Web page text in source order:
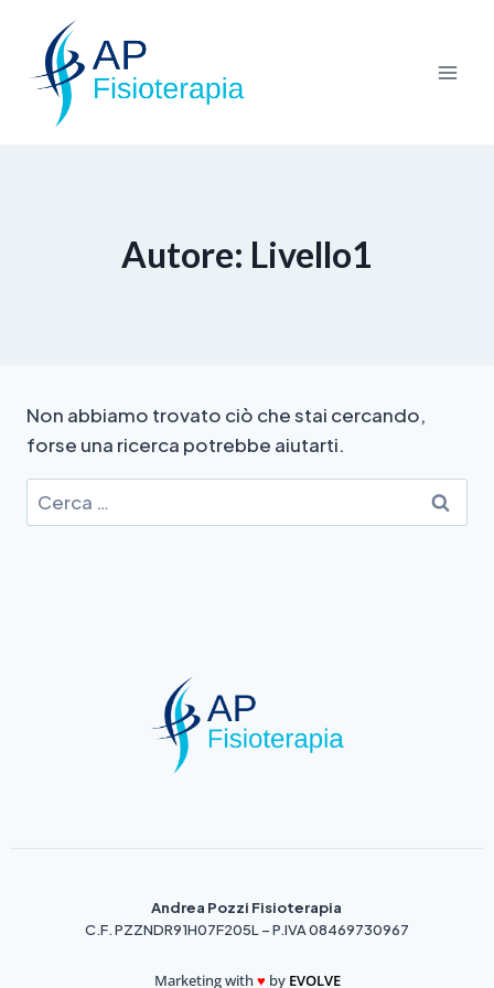
Autore: Livello1
Non abbiamo trovato ciò che stai cercando,
forse una ricerca potrebbe aiutarti.
Andrea Pozzi Fisioterapia
C.F. PZZNDR91H07F205L – P.IVA 08469730967
Marketing with ♥️ by EVOLVE